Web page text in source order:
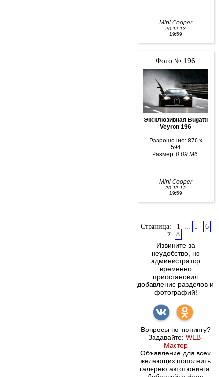
Mini Cooper
20.12.13
19:59
Фото № 196
Эксклюзивная Bugatti
Veyron 196
Разрешение: 870 x
594
Размер: 0.09 Мб.
Mini Cooper
20.12.13
19:59
Страница: 1 ... 5
6
7
8
Извините за
неудобство, но
администратор
временно
приостановил
добавление разделов и
фотографий!
Вопросы по тюнингу?
Задавайте: WEB-
Мастер
Объявление для всех
желающих пополнить
галерею автотюнинга: